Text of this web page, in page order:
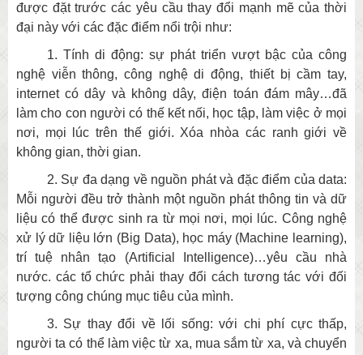
được đặt trước các yêu cầu thay đổi mạnh mẽ của thời
đại này với các đặc điểm nổi trội như:
1. Tính di động: sự phát triển vượt bậc của công
nghệ viễn thông, công nghệ di động, thiết bị cầm tay,
internet có dây và không dây, điện toán đám mây…đã
làm cho con người có thế kết nối, học tập, làm việc ở mọi
nơi, mọi lúc trên thế giới. Xóa nhòa các ranh giới về
không gian, thời gian.
2. Sự đa dạng về nguồn phát và đặc điểm của data:
Mỗi người đều trở thành một nguồn phát thông tin và dữ
liệu có thể được sinh ra từ mọi nơi, mọi lúc. Công nghệ
xử lý dữ liệu lớn (Big Data), học máy (Machine learning),
trí tuệ nhân tạo (Artificial Intelligence)…yêu cầu nhà
nước. các tổ chức phải thay đổi cách tương tác với đối
tượng công chúng mục tiêu của mình.
3. Sự thay đổi về lối sống: với chi phí cực thấp,
người ta có thể làm việc từ xa, mua sắm từ xa, và chuyển